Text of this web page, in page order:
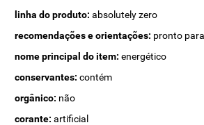
linha do produto: absolutely zero
recomendações e orientações: pronto
nome principal do item: energético
conservantes: contém
orgânico: não
corante: artificial